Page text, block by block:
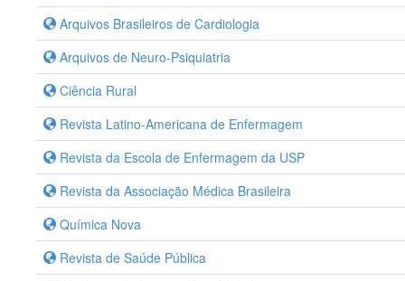
Arquivos Brasileiros de Cardiologia
Arquivos de Neuro-Psiquiatria
Ciência Rural
Revista Latino-Americana de Enfermagem
Revista da Escola de Enfermagem da USP
Revista da Associação Médica Brasileira
Química Nova
Revista de Saúde Pública